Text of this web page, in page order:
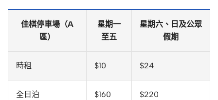
佳棋停車場（A
區）
星期一
至五
星期六、日及公眾
假期
時租 $10 $24
全日泊 $160 $220